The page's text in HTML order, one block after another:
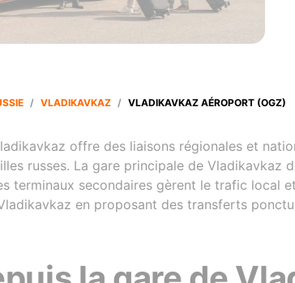
/ VLADIKAVKAZ / VLADIKAVKAZ AÉROPORT (OGZ)
offre des liaisons régionales et
russes. La gare principale de Vladikavkaz
terminaux secondaires gèrent le trafic local
en proposant des transferts